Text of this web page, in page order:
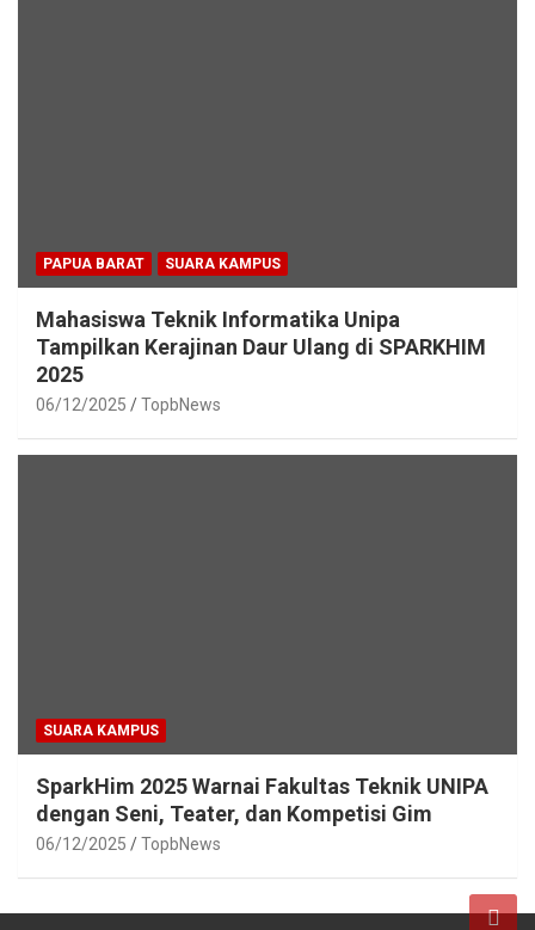
PAPUA BARAT SUARA KAMPUS
Mahasiswa Teknik Informatika Unipa
Tampilkan Kerajinan Daur Ulang di SPARKHIM
2025
06/12/2025 TopbNews
SUARA KAMPUS
SparkHim 2025 Warnai Fakultas Teknik UNIPA
dengan Seni, Teater, dan Kompetisi Gim
06/12/2025 TopbNews